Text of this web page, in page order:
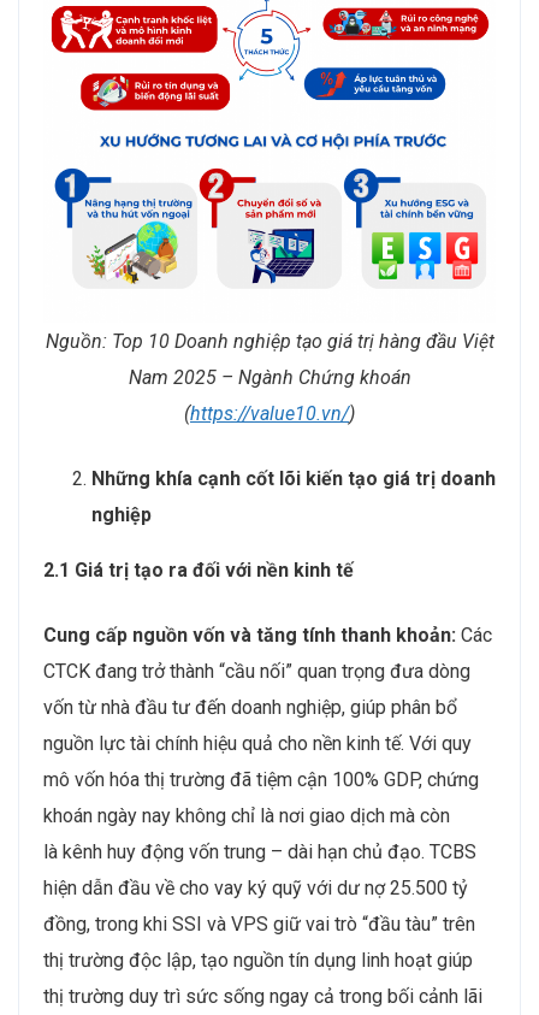
Nguồn: Top 10 Doanh nghiệp tạo giá trị hàng đầu Việt
Nam 2025 – Ngành Chứng khoán
(https://value10.vn/)
Những khía cạnh cốt lõi kiến tạo giá trị doanh
nghiệp
2.1 Giá trị tạo ra đối với nền kinh tế
Cung cấp nguồn vốn và tăng tính thanh khoản: Các
CTCK đang trở thành “cầu nối” quan trọng đưa dòng
vốn từ nhà đầu tư đến doanh nghiệp, giúp phân bổ
nguồn lực tài chính hiệu quả cho nền kinh tế. Với quy
mô vốn hóa thị trường đã tiệm cận 100% GDP, chứng
khoán ngày nay không chỉ là nơi giao dịch mà còn
là kênh huy động vốn trung – dài hạn chủ đạo. TCBS
hiện dẫn đầu về cho vay ký quỹ với dư nợ 25.500 tỷ
đồng, trong khi SSI và VPS giữ vai trò “đầu tàu” trên
thị trường độc lập, tạo nguồn tín dụng linh hoạt giúp
thị trường duy trì sức sống ngay cả trong bối cảnh lãi